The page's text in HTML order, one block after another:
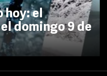
hoy: el
domingo 9 de